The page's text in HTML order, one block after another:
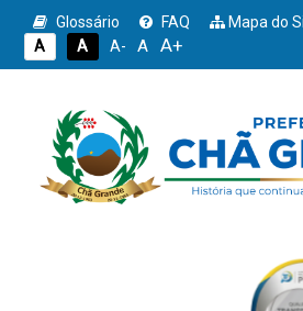
Glossário FAQ Mapa do
A
A A- A A+